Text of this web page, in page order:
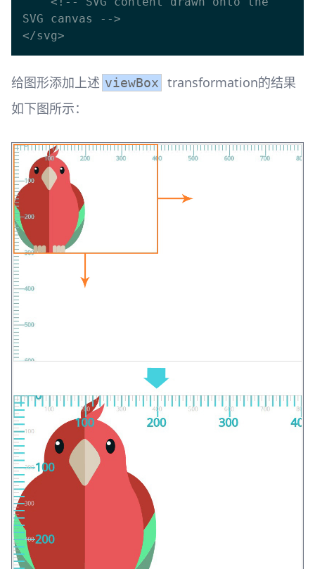
SVG canvas -->
给图形添加上述 viewBox
transformation的结果
如下图所示：